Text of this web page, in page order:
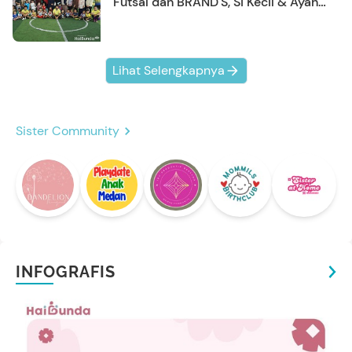
Lihat Selengkapnya
Sister Community
INFOGRAFIS